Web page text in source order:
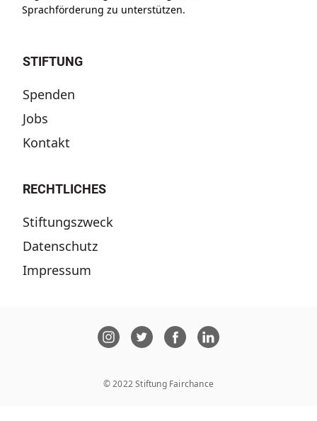
Sprachförderung zu unterstützen.
STIFTUNG
Spenden
Jobs
Kontakt
RECHTLICHES
Stiftungszweck
Datenschutz
Impressum
© 2022 Stiftung Fairchance